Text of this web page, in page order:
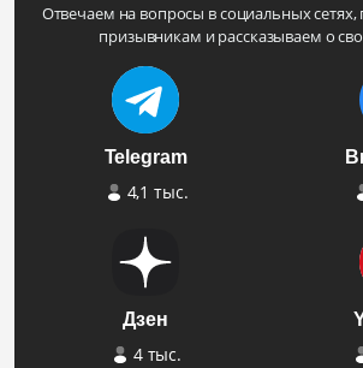
Отвечаем на вопросы в социальных сетях,
призывникам и рассказываем о
Telegram
4,1 тыс.
Дзен
4 тыс.